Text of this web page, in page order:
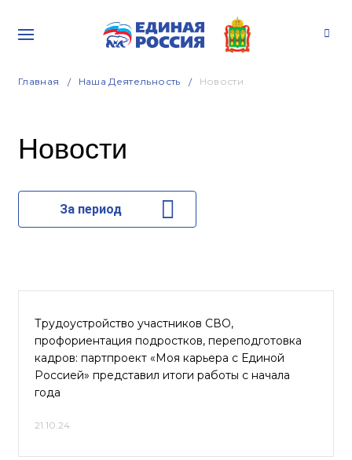
Главная Наша Деятельность Новости
Новости
За период
Трудоустройство участников СВО,
профориентация подростков, переподготовка
кадров: партпроект «Моя карьера с Единой
Россией» представил итоги работы с начала
года
21.10.24